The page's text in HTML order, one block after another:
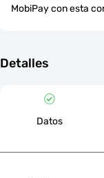
MobiPay con esta
Detalles
Datos